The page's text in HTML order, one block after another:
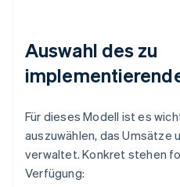
Auswahl des zu
Für dieses Modell ist es
auszuwählen, das Umsätze
verwaltet. Konkret stehen
Verfügung: